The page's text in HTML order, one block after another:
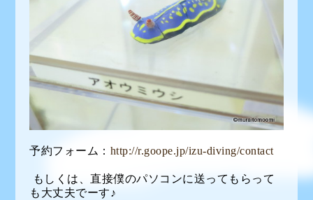
予約フォーム： http://r.goope.jp/izu-diving/contact
もしくは、直接僕のパソコンに送ってもらって
も大丈夫でーす♪